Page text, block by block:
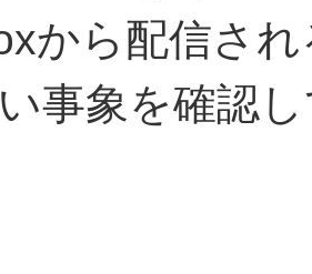
から配信さ
事象を確認